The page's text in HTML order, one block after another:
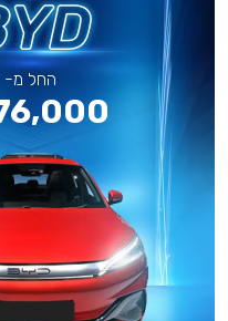
החל מ-
₪